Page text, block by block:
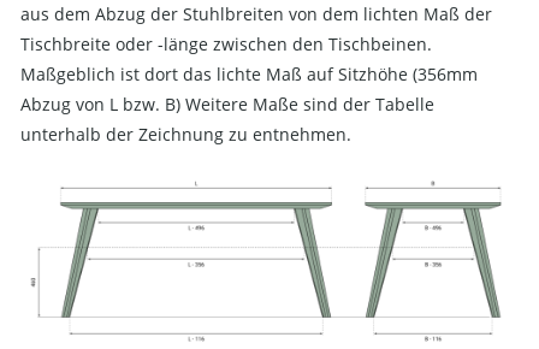
aus dem Abzug der Stuhlbreiten von dem lichten Maß der
Tischbreite oder -länge zwischen den Tischbeinen.
Maßgeblich ist dort das lichte Maß auf Sitzhöhe (356mm
Abzug von L bzw. B) Weitere Maße sind der Tabelle
unterhalb der Zeichnung zu entnehmen.